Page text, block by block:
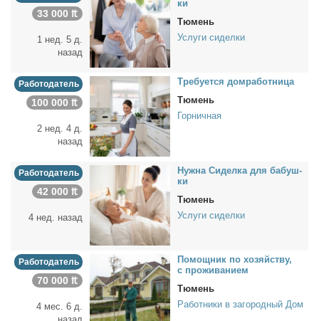
33 000 ₶
1 нед. 5 д.
назад
ки
Тюмень
Услуги сиделки
Работодатель
100 000 ₶
2 нед. 4 д.
назад
Тре­бу­ет­ся дом­ра­бот­ни­ца
Тюмень
Горничная
Работодатель
42 000 ₶
4 нед. назад
Нуж­на Си­дел­ка для ба­буш­
ки
Тюмень
Услуги сиделки
Работодатель
70 000 ₶
4 мес. 6 д.
По­мощ­ник по хо­зяй­ству,
с про­жи­ва­ни­ем
Тюмень
Работники в загородный Дом